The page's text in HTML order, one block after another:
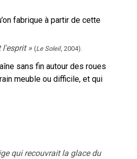
fabrique à partir de cette
l'esprit » (Le Soleil, 2004).
sans fin autour des roues
meuble ou difficile, et qui
qui recouvrait la glace du